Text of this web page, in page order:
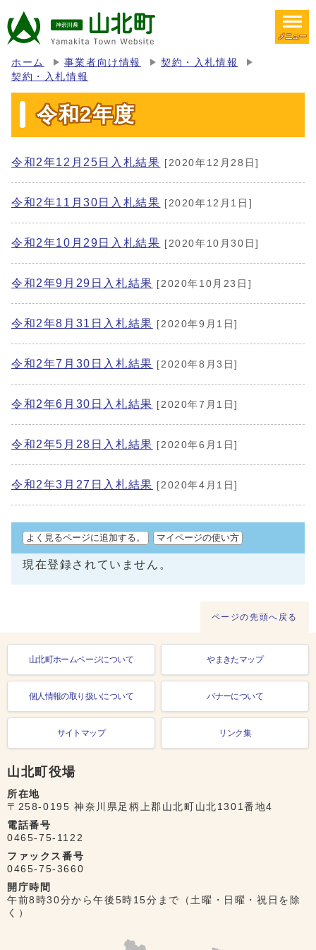
メニュー
ホーム 事業者向け情報
契約・入札情報
契約・入札情報
令和2年度
令和2年12月25日入札結果 [2020年12月28日]
令和2年11月30日入札結果 [2020年12月1日]
令和2年10月29日入札結果 [2020年10月30日]
令和2年9月29日入札結果 [2020年10月23日]
令和2年8月31日入札結果 [2020年9月1日]
令和2年7月30日入札結果 [2020年8月3日]
令和2年6月30日入札結果 [2020年7月1日]
令和2年5月28日入札結果 [2020年6月1日]
令和2年3月27日入札結果 [2020年4月1日]
よく見るページに追加する。 マイページの使い方
現在登録されていません。
ページの先頭へ戻る
山北町ホームページについて やまきたマップ
個人情報の取り扱いについて バナーについて
サイトマップ リンク集
山北町役場
所在地
〒258-0195 神奈川県足柄上郡山北町山北1301番地4
電話番号
0465-75-1122
ファックス番号
0465-75-3660
開庁時間
午前8時30分から午後5時15分まで（土曜・日曜・祝日を除
く）